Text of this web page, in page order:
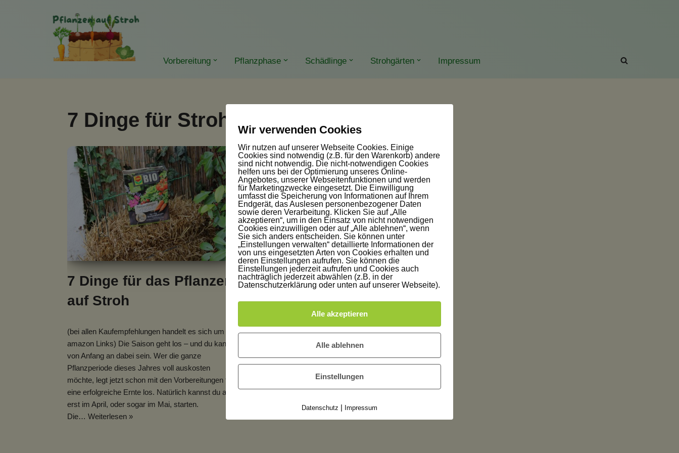
Vorbereitung Pflanzphase Schädlinge Strohgärten Impressum
7 Dinge für Strohballen
7 Dinge für das Pflanzen
auf Stroh
(bei allen Kaufempfehlungen handelt es sich um
amazon Links) Die Saison geht los – und du kannst
von Anfang an dabei sein. Wer die ganze
Pflanzperiode dieses Jahres voll auskosten
möchte, legt jetzt schon mit den Vorbereitungen für
eine erfolgreiche Ernte los. Natürlich kannst du auch
erst im April, oder sogar im Mai, starten.
Die… Weiterlesen »
Wir verwenden Cookies
Wir nutzen auf unserer Webseite Cookies. Einige
Cookies sind notwendig (z.B. für den Warenkorb) andere
sind nicht notwendig. Die nicht-notwendigen Cookies
helfen uns bei der Optimierung unseres Online-
Angebotes, unserer Webseitenfunktionen und werden
für Marketingzwecke eingesetzt. Die Einwilligung
umfasst die Speicherung von Informationen auf Ihrem
Endgerät, das Auslesen personenbezogener Daten
sowie deren Verarbeitung. Klicken Sie auf „Alle
akzeptieren“, um in den Einsatz von nicht notwendigen
Cookies einzuwilligen oder auf „Alle ablehnen“, wenn
Sie sich anders entscheiden. Sie können unter
„Einstellungen verwalten“ detaillierte Informationen der
von uns eingesetzten Arten von Cookies erhalten und
deren Einstellungen aufrufen. Sie können die
Einstellungen jederzeit aufrufen und Cookies auch
nachträglich jederzeit abwählen (z.B. in der
Datenschutzerklärung oder unten auf unserer Webseite).
Alle akzeptieren
Alle ablehnen
Einstellungen
Datenschutz | Impressum